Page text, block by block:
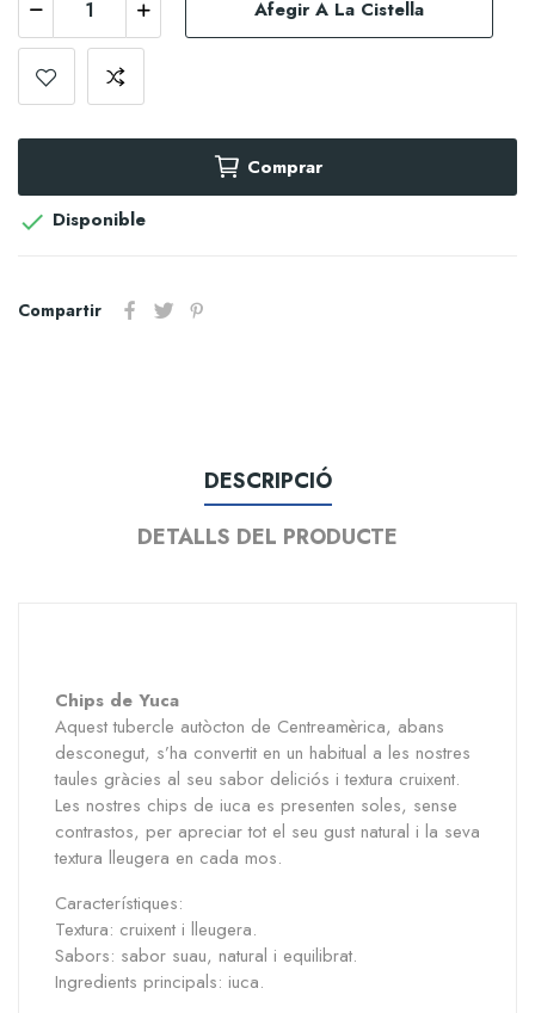
Afegir A La Cistella
Comprar
 Disponible
Compartir
DESCRIPCIÓ
DETALLS DEL PRODUCTE
Chips de Yuca
Aquest tubercle autòcton de Centreamèrica, abans
desconegut, s’ha convertit en un habitual a les nostres
taules gràcies al seu sabor deliciós i textura cruixent.
Les nostres chips de iuca es presenten soles, sense
contrastos, per apreciar tot el seu gust natural i la seva
textura lleugera en cada mos.
Característiques:
Textura: cruixent i lleugera.
Sabors: sabor suau, natural i equilibrat.
Ingredients principals: iuca.